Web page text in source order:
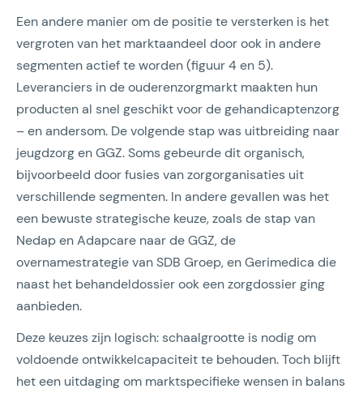
Een andere manier om de positie te versterken is het
vergroten van het marktaandeel door ook in andere
segmenten actief te worden (figuur 4 en 5).
Leveranciers in de ouderenzorgmarkt maakten hun
producten al snel geschikt voor de gehandicaptenzorg
– en andersom. De volgende stap was uitbreiding naar
jeugdzorg en GGZ. Soms gebeurde dit organisch,
bijvoorbeeld door fusies van zorgorganisaties uit
verschillende segmenten. In andere gevallen was het
een bewuste strategische keuze, zoals de stap van
Nedap en Adapcare naar de GGZ, de
overnamestrategie van SDB Groep, en Gerimedica die
naast het behandeldossier ook een zorgdossier ging
aanbieden.
Deze keuzes zijn logisch: schaalgrootte is nodig om
voldoende ontwikkelcapaciteit te behouden. Toch blijft
het een uitdaging om marktspecifieke wensen in balans